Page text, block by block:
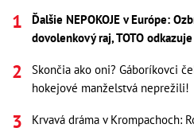
Ďalšie NEPOKOJE v Európe:
dovolenkový raj, TOTO
Skončia ako oni? Gáboríkovci
hokejové manželstvá neprežili!
Krvavá dráma v Krompachoch: